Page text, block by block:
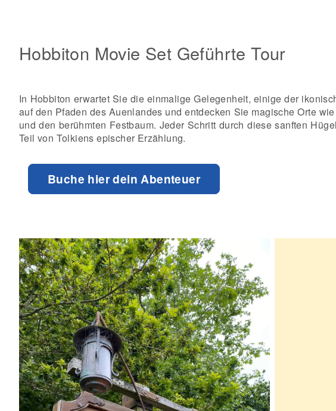
Hobbiton Movie Set Geführte Tour
In Hobbiton erwartet Sie die einmalige Gelegenheit, einige der
auf den Pfaden des Auenlandes und entdecken Sie magische Orte
und den berühmten Festbaum. Jeder Schritt durch diese sanften
Teil von Tolkiens epischer Erzählung.
Buche hier dein Abenteuer